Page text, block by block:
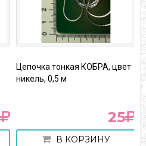
Цепочка тонкая КОБРА, цвет
никель, 0,5 м
25
В КОРЗИНУ